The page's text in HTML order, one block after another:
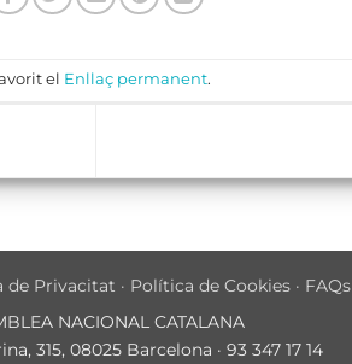
el Enllaç permanent.
de Privacitat · Política de Cookies · FAQs
NACIONAL CATALANA
315, 08025 Barcelona · 93 347 17 14